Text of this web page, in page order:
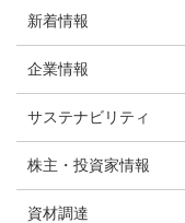
新着情報
企業情報
サステナビリティ
株主・投資家情報
資材調達